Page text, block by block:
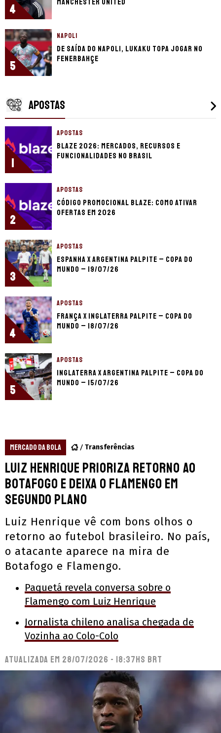
4
5
NAPOLI
De saída do Napoli, Lukaku topa jogar no
Fenerbahçe
APOSTAS
1
APOSTAS
Blaze 2026: mercados, recursos e
funcionalidades no Brasil
2
APOSTAS
Código promocional Blaze: como ativar
ofertas em 2026
3
APOSTAS
Espanha x Argentina palpite – Copa do
Mundo – 19/07/26
4
APOSTAS
França x Inglaterra palpite – Copa do
Mundo – 18/07/26
5
APOSTAS
Inglaterra x Argentina palpite – Copa do
Mundo – 15/07/26
MERCADO DA BOLA Transferências
Luiz Henrique prioriza retorno ao
Botafogo e deixa o Flamengo em
segundo plano
Luiz Henrique vê com bons olhos o
retorno ao futebol brasileiro. No país,
o atacante aparece na mira de
Botafogo e Flamengo.
Paquetá revela conversa sobre o
Flamengo com Luiz Henrique
Jornalista chileno analisa chegada de
Vozinha ao Colo-Colo
Atualizada em 28/07/2026 - 18:37hs BRT